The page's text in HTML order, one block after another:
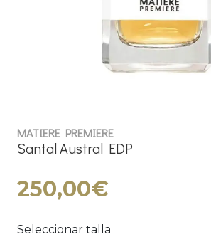
MATIERE PREMIERE
Santal Austral EDP
250,00€
Seleccionar talla